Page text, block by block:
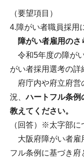
（要望項目）
4.障がい者職員採用
障がい者雇用のさ
令和5年度の障が
がい者採用選考の詳
府庁内や府立府営
況、ハートフル条例
教えてください。
（回答）※太字部に
大阪府障がい者雇
フル条例に基づき